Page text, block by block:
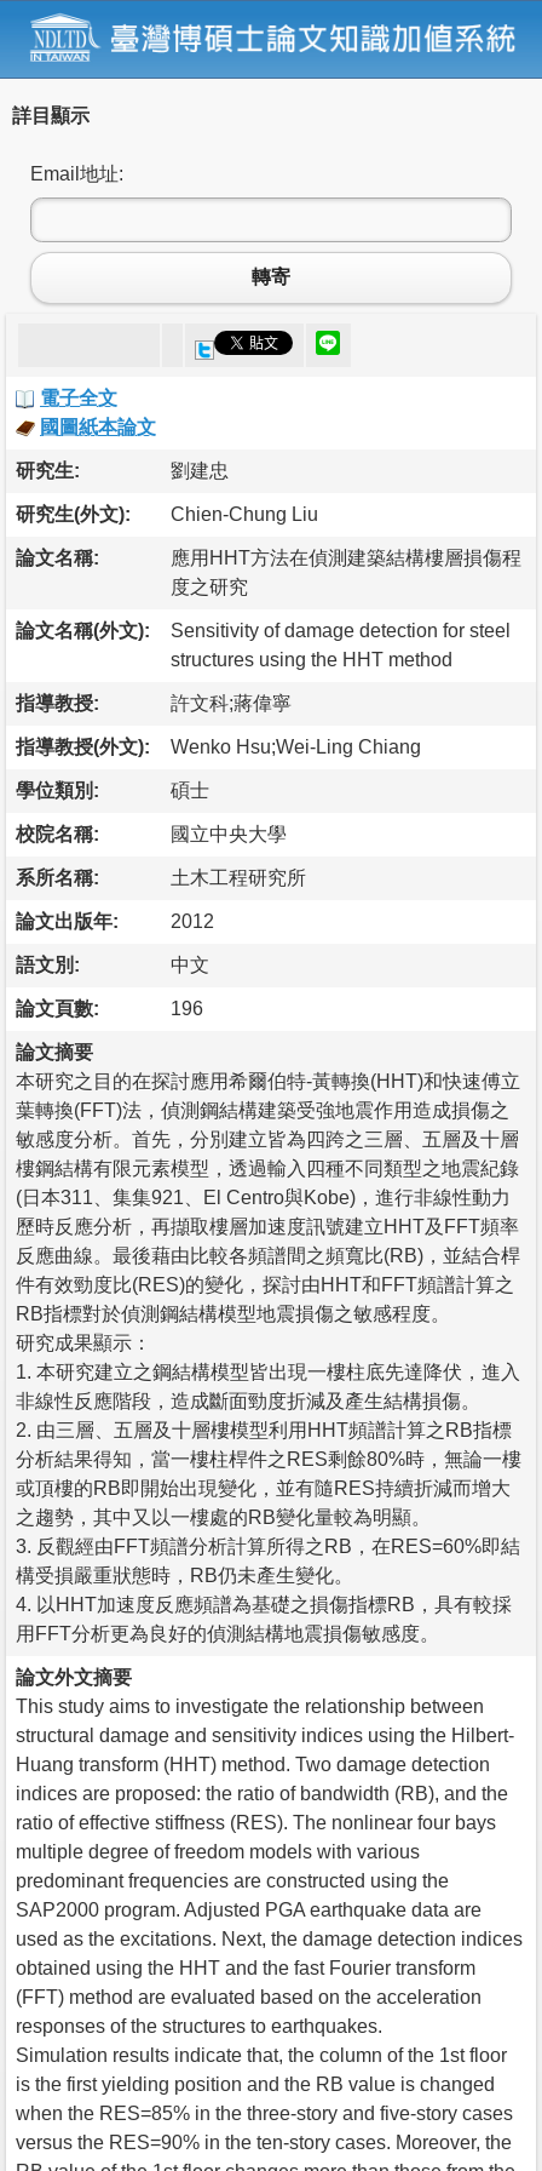
詳目顯示
Email地址:
轉寄
電子全文
國圖紙本論文
研究生: 劉建忠
研究生(外文): Chien-Chung Liu
論文名稱:
應用HHT方法在偵測建築結構樓層損傷程
度之研究
論文名稱(外文):
Sensitivity of damage detection for steel
structures using the HHT method
指導教授: 許文科;蔣偉寧
指導教授(外文): Wenko Hsu;Wei-Ling Chiang
學位類別: 碩士
校院名稱: 國立中央大學
系所名稱: 土木工程研究所
論文出版年: 2012
語文別: 中文
論文頁數: 196
論文摘要
本研究之目的在探討應用希爾伯特-黃轉換(HHT)和快速傅立
葉轉換(FFT)法，偵測鋼結構建築受強地震作用造成損傷之
敏感度分析。首先，分別建立皆為四跨之三層、五層及十層
樓鋼結構有限元素模型，透過輸入四種不同類型之地震紀錄
(日本311、集集921、El Centro與Kobe)，進行非線性動力
歷時反應分析，再擷取樓層加速度訊號建立HHT及FFT頻率
反應曲線。最後藉由比較各頻譜間之頻寬比(RB)，並結合桿
件有效勁度比(RES)的變化，探討由HHT和FFT頻譜計算之
RB指標對於偵測鋼結構模型地震損傷之敏感程度。
研究成果顯示：
1. 本研究建立之鋼結構模型皆出現一樓柱底先達降伏，進入
非線性反應階段，造成斷面勁度折減及產生結構損傷。
2. 由三層、五層及十層樓模型利用HHT頻譜計算之RB指標
分析結果得知，當一樓柱桿件之RES剩餘80%時，無論一樓
或頂樓的RB即開始出現變化，並有隨RES持續折減而增大
之趨勢，其中又以一樓處的RB變化量較為明顯。
3. 反觀經由FFT頻譜分析計算所得之RB，在RES=60%即結
構受損嚴重狀態時，RB仍未產生變化。
4. 以HHT加速度反應頻譜為基礎之損傷指標RB，具有較採
用FFT分析更為良好的偵測結構地震損傷敏感度。
論文外文摘要
This study aims to investigate the relationship between
structural damage and sensitivity indices using the Hilbert-
Huang transform (HHT) method. Two damage detection
indices are proposed: the ratio of bandwidth (RB), and the
ratio of effective stiffness (RES). The nonlinear four bays
multiple degree of freedom models with various
predominant frequencies are constructed using the
SAP2000 program. Adjusted PGA earthquake data are
used as the excitations. Next, the damage detection indices
obtained using the HHT and the fast Fourier transform
(FFT) method are evaluated based on the acceleration
responses of the structures to earthquakes.
Simulation results indicate that, the column of the 1st floor
is the first yielding position and the RB value is changed
when the RES=85% in the three-story and five-story cases
versus the RES=90% in the ten-story cases. Moreover, the